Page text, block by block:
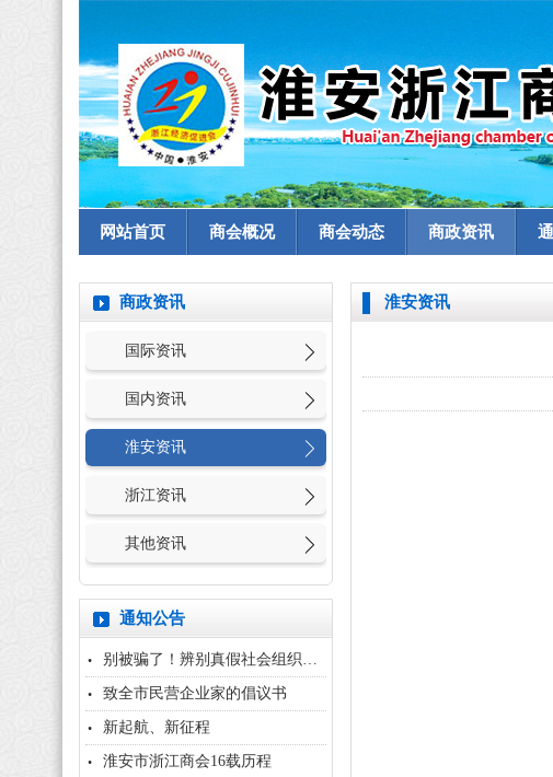
网站首页 商会概况 商会动态 商政资讯
商政资讯
国际资讯
国内资讯
淮安资讯
浙江资讯
其他资讯
通知公告
别被骗了！辨别真假社会组织，用...
致全市民营企业家的倡议书
新起航、新征程
淮安市浙江商会16载历程
淮安资讯